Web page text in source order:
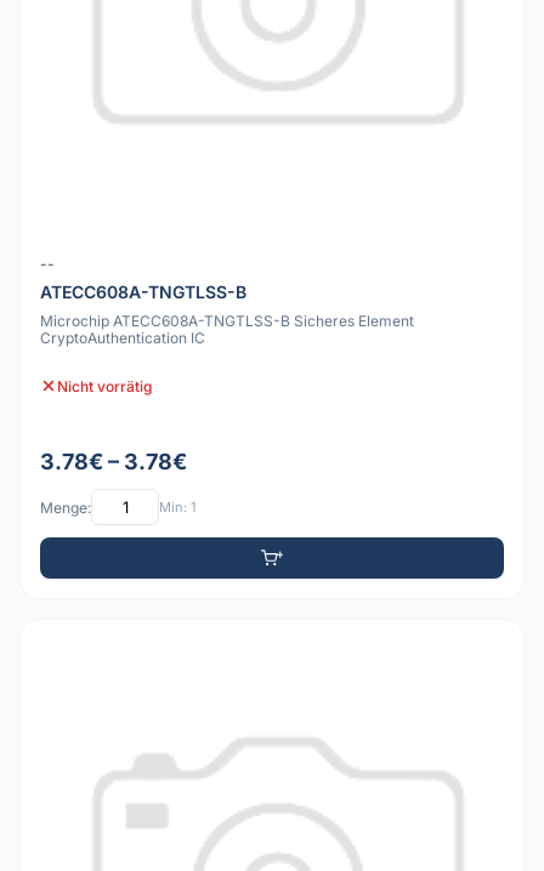
--
ATECC608A-TNGTLSS-B
Microchip ATECC608A-TNGTLSS-B Sicheres Element
CryptoAuthentication IC
Nicht vorrätig
3.78€ – 3.78€
Menge: Min: 1